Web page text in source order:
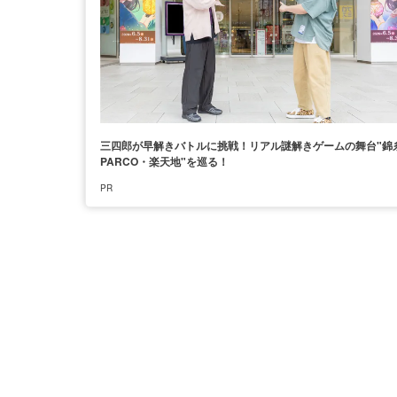
三四郎が早解きバトルに挑戦！リアル謎解きゲームの舞台"錦
PARCO・楽天地"を巡る！